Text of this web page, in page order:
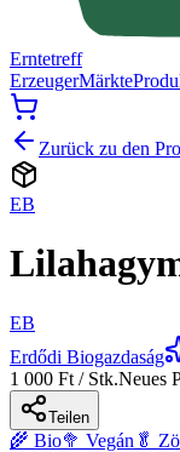
Erntetreff
ErzeugerMärkte
Zurück zu den
EB
EB
Erdődi Biogazdaság
1 000 Ft / Stk.Neues
Teilen
🌾 Bio🥦 Vegán 🥬